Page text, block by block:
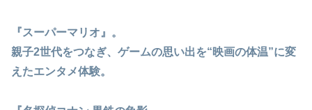
『スーパーマリオ』。
親子2世代をつなぎ、 ゲームの思い出を“映画の体温”に変
えたエンタメ体験。